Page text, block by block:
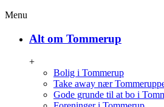
Menu
Alt om Tommerup
+
Bolig i Tommerup
Take away nær
Gode grunde til at bo i